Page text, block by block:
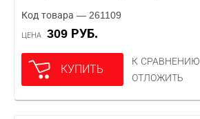
Код товара — 261109
ЦЕНА 309 РУБ.
КУПИТЬ
К СРАВНЕНИЮ
ОТЛОЖИТЬ